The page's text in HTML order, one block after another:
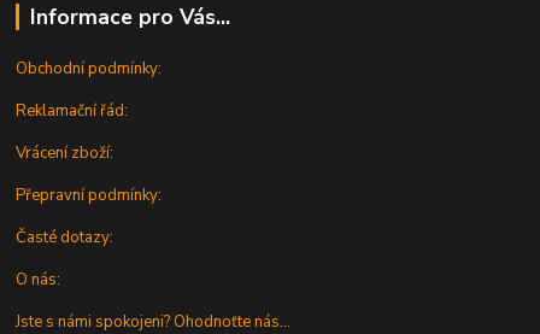
Informace pro Vás...
Obchodní podmínky:
Reklamační řád:
Vrácení zboží:
Přepravní podmínky:
Časté dotazy:
O nás:
Jste s námi spokojeni? Ohodnoťte nás...